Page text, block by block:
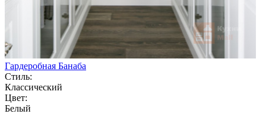
Гардеробная Банаба
Стиль:
Классический
Цвет:
Белый